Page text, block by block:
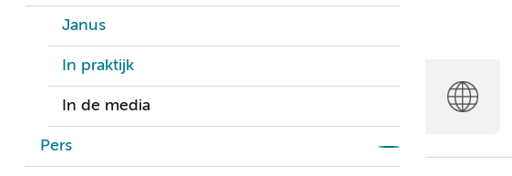
Janus
In praktijk
In de media
Pers